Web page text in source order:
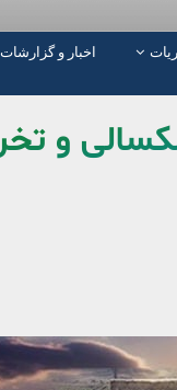
اخبار و گزارشات
و